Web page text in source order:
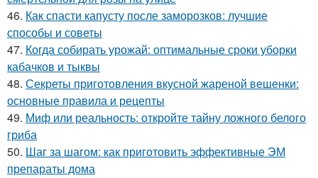
46. Как спасти капусту после заморозков: лучшие
способы и советы
47. Когда собирать урожай: оптимальные сроки уборки
кабачков и тыквы
48. Секреты приготовления вкусной жареной вешенки:
основные правила и рецепты
49. Миф или реальность: откройте тайну ложного белого
гриба
50. Шаг за шагом: как приготовить эффективные ЭМ
препараты дома